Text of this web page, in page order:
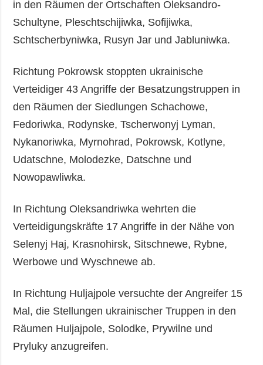
in den Räumen der Ortschaften Oleksandro-
Schultyne, Pleschtschijiwka, Sofijiwka,
Schtscherbyniwka, Rusyn Jar und Jabluniwka.
Richtung Pokrowsk stoppten ukrainische
Verteidiger 43 Angriffe der Besatzungstruppen in
den Räumen der Siedlungen Schachowe,
Fedoriwka, Rodynske, Tscherwonyj Lyman,
Nykanoriwka, Myrnohrad, Pokrowsk, Kotlyne,
Udatschne, Molodezke, Datschne und
Nowopawliwka.
In Richtung Oleksandriwka wehrten die
Verteidigungskräfte 17 Angriffe in der Nähe von
Selenyj Haj, Krasnohirsk, Sitschnewe, Rybne,
Werbowe und Wyschnewe ab.
In Richtung Huljajpole versuchte der Angreifer 15
Mal, die Stellungen ukrainischer Truppen in den
Räumen Huljajpole, Solodke, Prywilne und
Pryluky anzugreifen.